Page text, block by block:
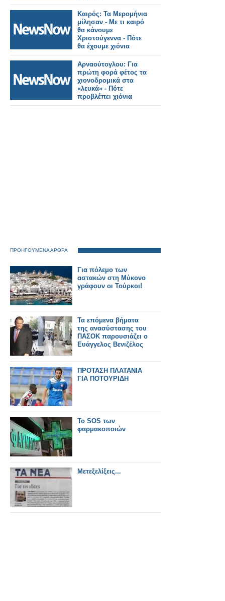
Καιρός: Τα Μερομήνια
μίλησαν - Με τι καιρό
θα κάνουμε
Χριστούγεννα - Πότε
θα έχουμε χιόνια
Αρναούτογλου: Για
πρώτη φορά φέτος τα
χιονοδρομικά στα
«λευκά» - Πότε
προβλέπει χιόνια
ΠΡΟΗΓΟΥΜΕΝΑ ΑΡΘΡΑ
Για πόλεμο των
αστακών στη Μύκονο
γράφουν οι Τούρκοι!
Τα επόμενα βήματα
της ανασύστασης του
ΠΑΣΟΚ παρουσιάζει ο
Eυάγγελος Βενιζέλος
ΠΡΟΤΑΣΗ ΠΛΑΤΑΝΙΑ
ΓΙΑ ΠΟΤΟΥΡΙΔΗ
Το SOS των
φαρμακοποιών
Μετεξελίξεις...